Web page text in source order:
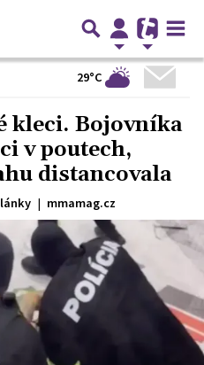
29°C
kleci. Bojovníka
v poutech,
distancovala
| mmamag.cz